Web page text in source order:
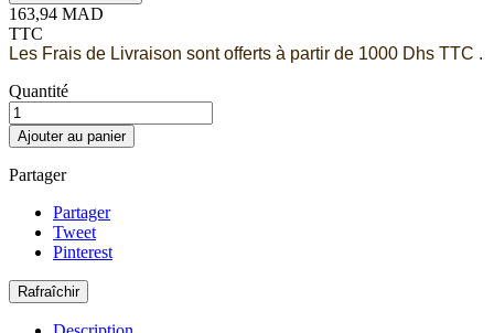
163,94 MAD
TTC
Les Frais de Livraison sont offerts à partir de 1000 Dhs TTC .
Quantité
Ajouter au panier
Partager
Partager
Tweet
Pinterest